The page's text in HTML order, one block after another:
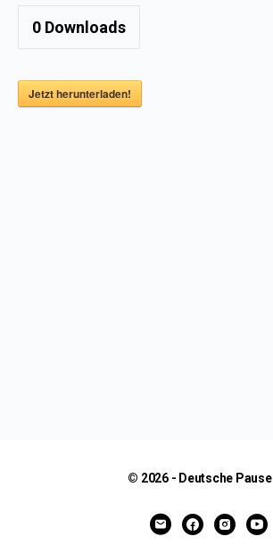
0 Downloads
Jetzt herunterladen!
© 2026 - Deutsche Pause